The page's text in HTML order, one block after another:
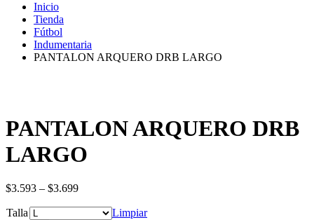
Inicio
Tienda
Fútbol
Indumentaria
PANTALON ARQUERO DRB LARGO
PANTALON ARQUERO DRB
LARGO
$3.593 – $3.699
Talla
Limpiar